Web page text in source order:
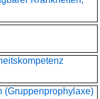
(Gruppenprophylaxe)